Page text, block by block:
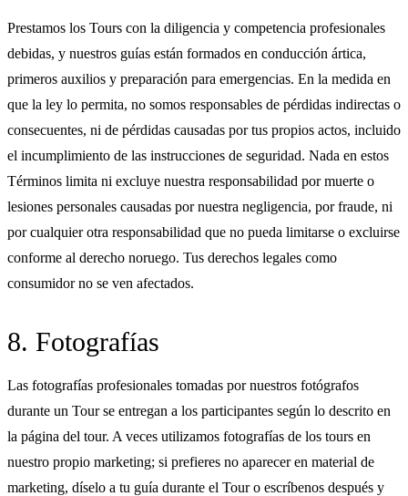
Prestamos los Tours con la diligencia y competencia profesionales
debidas, y nuestros guías están formados en conducción ártica,
primeros auxilios y preparación para emergencias. En la medida en
que la ley lo permita, no somos responsables de pérdidas indirectas o
consecuentes, ni de pérdidas causadas por tus propios actos, incluido
el incumplimiento de las instrucciones de seguridad. Nada en estos
Términos limita ni excluye nuestra responsabilidad por muerte o
lesiones personales causadas por nuestra negligencia, por fraude, ni
por cualquier otra responsabilidad que no pueda limitarse o excluirse
conforme al derecho noruego. Tus derechos legales como
consumidor no se ven afectados.
8. Fotografías
Las fotografías profesionales tomadas por nuestros fotógrafos
durante un Tour se entregan a los participantes según lo descrito en
la página del tour. A veces utilizamos fotografías de los tours en
nuestro propio marketing; si prefieres no aparecer en material de
marketing, díselo a tu guía durante el Tour o escríbenos después y